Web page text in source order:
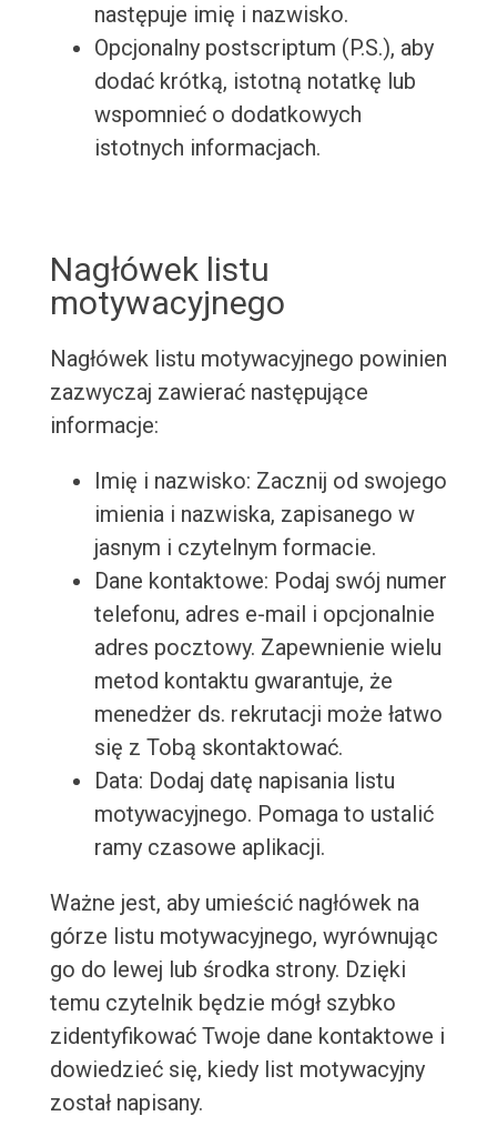
następuje imię i nazwisko.
Opcjonalny postscriptum (P.S.), aby
dodać krótką, istotną notatkę lub
wspomnieć o dodatkowych
istotnych informacjach.
Nagłówek listu
motywacyjnego
Nagłówek listu motywacyjnego powinien
zazwyczaj zawierać następujące
informacje:
Imię i nazwisko: Zacznij od swojego
imienia i nazwiska, zapisanego w
jasnym i czytelnym formacie.
Dane kontaktowe: Podaj swój numer
telefonu, adres e-mail i opcjonalnie
adres pocztowy. Zapewnienie wielu
metod kontaktu gwarantuje, że
menedżer ds. rekrutacji może łatwo
się z Tobą skontaktować.
Data: Dodaj datę napisania listu
motywacyjnego. Pomaga to ustalić
ramy czasowe aplikacji.
Ważne jest, aby umieścić nagłówek na
górze listu motywacyjnego, wyrównując
go do lewej lub środka strony. Dzięki
temu czytelnik będzie mógł szybko
zidentyfikować Twoje dane kontaktowe i
dowiedzieć się, kiedy list motywacyjny
został napisany.